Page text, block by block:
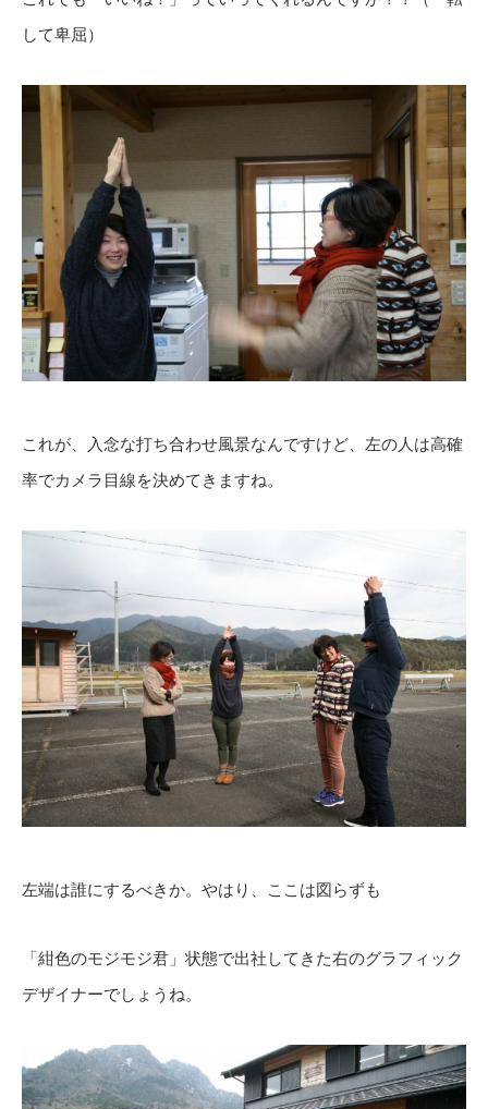
して卑屈）
これが、入念な打ち合わせ風景なんですけど、左の人は高確
率でカメラ目線を決めてきますね。
左端は誰にするべきか。やはり、ここは図らずも
「紺色のモジモジ君」状態で出社してきた右のグラフィック
デザイナーでしょうね。